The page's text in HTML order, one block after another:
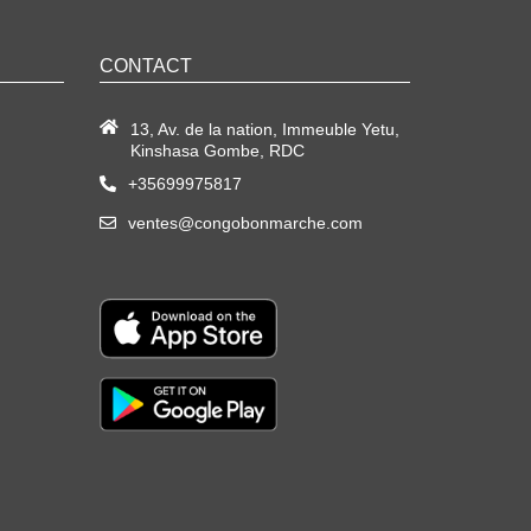
CONTACT
13, Av. de la nation, Immeuble Yetu,
Kinshasa Gombe, RDC
+35699975817
ventes@congobonmarche.com